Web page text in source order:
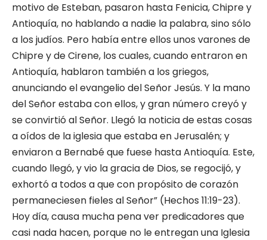
motivo de Esteban, pasaron hasta Fenicia, Chipre y
Antioquía, no hablando a nadie la palabra, sino sólo
a los judíos. Pero había entre ellos unos varones de
Chipre y de Cirene, los cuales, cuando entraron en
Antioquía, hablaron también a los griegos,
anunciando el evangelio del Señor Jesús. Y la mano
del Señor estaba con ellos, y gran número creyó y
se convirtió al Señor. Llegó la noticia de estas cosas
a oídos de la iglesia que estaba en Jerusalén; y
enviaron a Bernabé que fuese hasta Antioquía. Este,
cuando llegó, y vio la gracia de Dios, se regocijó, y
exhortó a todos a que con propósito de corazón
permaneciesen fieles al Señor” (Hechos 11:19-23).
Hoy día, causa mucha pena ver predicadores que
casi nada hacen, porque no le entregan una Iglesia